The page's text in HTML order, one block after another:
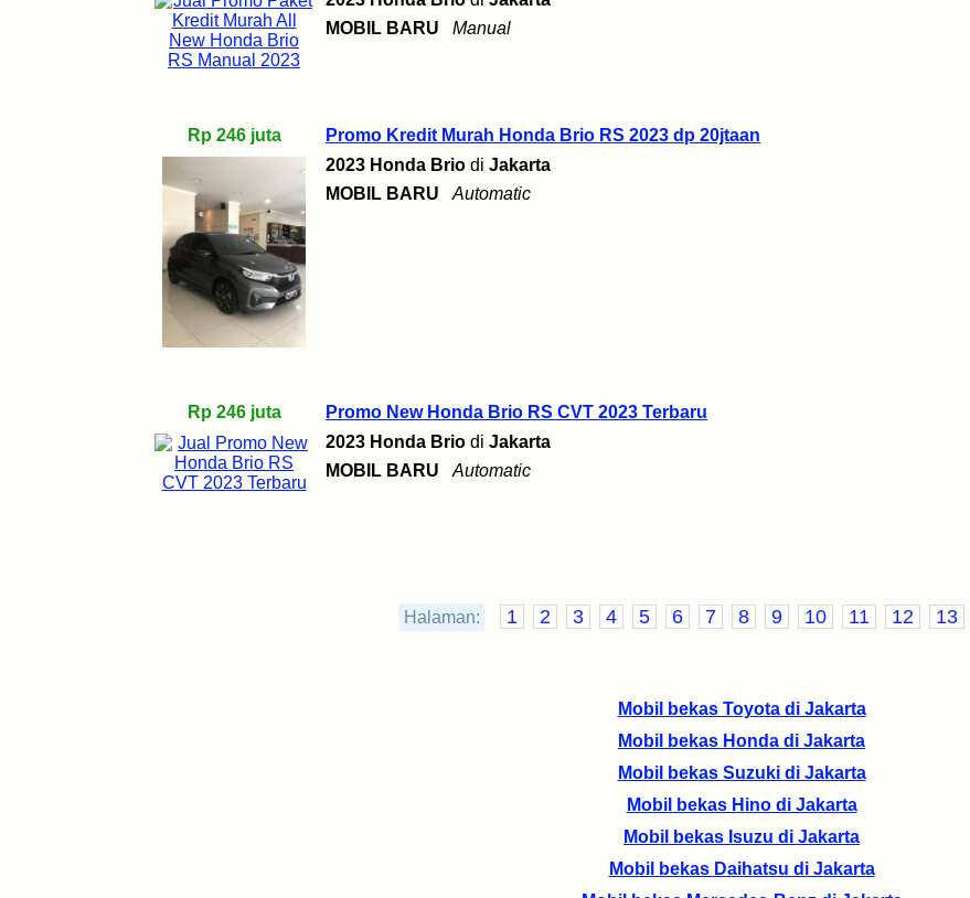
Mobil bekas Toyota di Jakarta
Mobil bekas Honda di Jakarta
Mobil bekas Suzuki di Jakarta
Mobil bekas Hino di Jakarta
Mobil bekas Isuzu di Jakarta
Mobil bekas Daihatsu di Jakarta
MOBIL BARU
Manual
Rp 246 juta
Promo Kredit Murah Honda Brio RS 2023 dp 20jtaan
2023 Honda Brio di Jakarta
MOBIL BARU
Automatic
Rp 246 juta
Promo New Honda Brio RS CVT 2023 Terbaru
2023 Honda Brio di Jakarta
MOBIL BARU
Automatic
Halaman: 1 2 3 4 5 6 7 8 9 10 11 12 13